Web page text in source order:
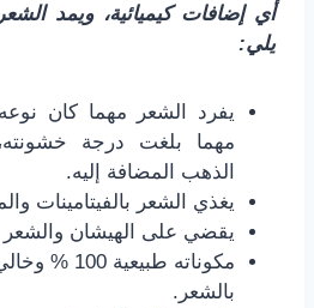
أي إضافات كيميائية، ويمد
يلي:
يفرد الشعر مهما كان
مهما بلغت درجة
الذهب المضافة إليه.
يغذي الشعر بالفيتامينات
يقضي على الهيشان
مكوناته
بالشعر.